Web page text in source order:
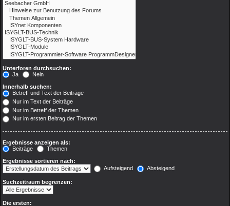
Unterforen durchsuchen:
Ja
Nein
Innerhalb suchen:
Betreff und Text der Beiträge
Nur im Text der Beiträge
Nur im Betreff der Themen
Nur im ersten Beitrag der Themen
Ergebnisse anzeigen als:
Beiträge
Themen
Ergebnisse sortieren nach:
Aufsteigend
Absteigend
Suchzeitraum begrenzen:
Die ersten: